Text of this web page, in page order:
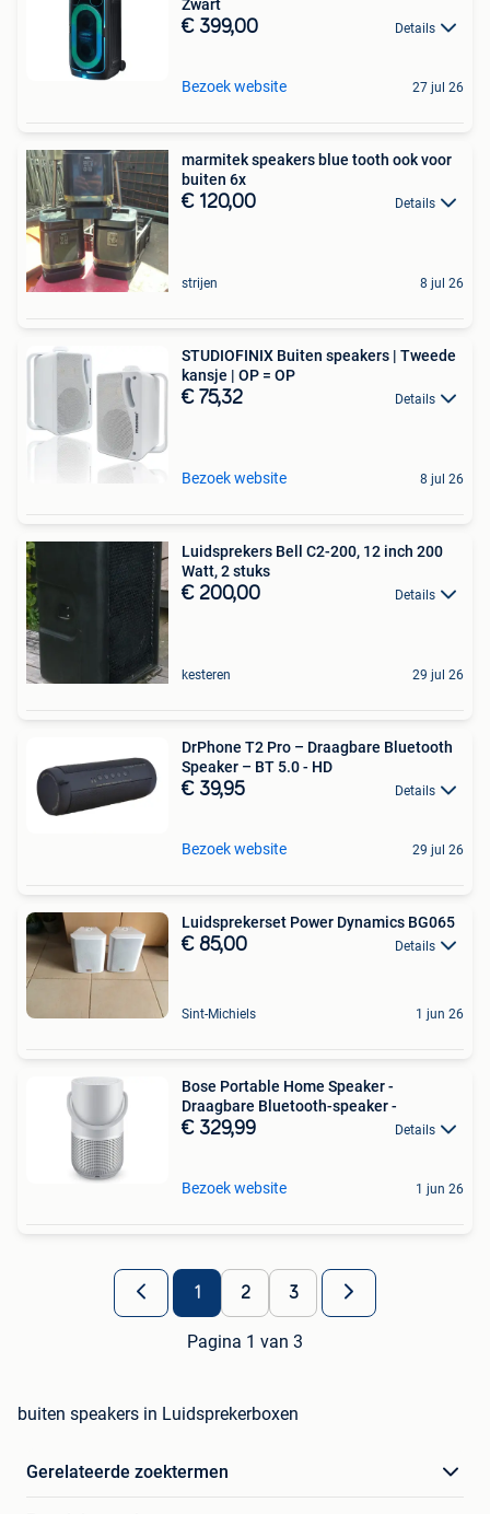
Zwart
€ 399,00 Details
Bezoek website 27 jul 26
marmitek speakers blue tooth ook voor
buiten 6x
€ 120,00 Details
strijen 8 jul 26
STUDIOFINIX Buiten speakers | Tweede
kansje | OP = OP
€ 75,32 Details
Bezoek website 8 jul 26
Luidsprekers Bell C2-200, 12 inch 200
Watt, 2 stuks
€ 200,00 Details
kesteren 29 jul 26
DrPhone T2 Pro – Draagbare Bluetooth
Speaker – BT 5.0 - HD
€ 39,95 Details
Bezoek website 29 jul 26
Luidsprekerset Power Dynamics BG065
€ 85,00 Details
Sint-Michiels 1 jun 26
Bose Portable Home Speaker -
Draagbare Bluetooth-speaker -
€ 329,99 Details
Bezoek website 1 jun 26
1 2 3
Pagina 1 van 3
buiten speakers in Luidsprekerboxen
Gerelateerde zoektermen